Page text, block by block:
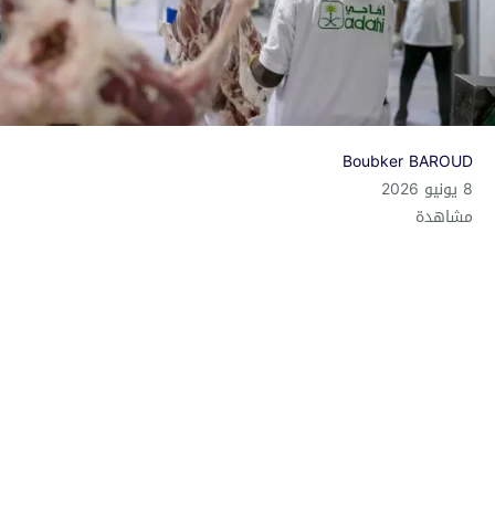
Boubker BAROUD
8 يونيو 2026
مشاهدة